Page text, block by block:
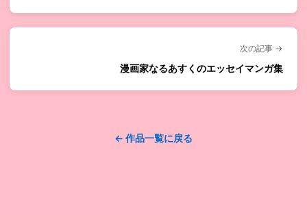
次の記事 →
漫画家なるあすくのエッセイマンガ集
← 作品一覧に戻る